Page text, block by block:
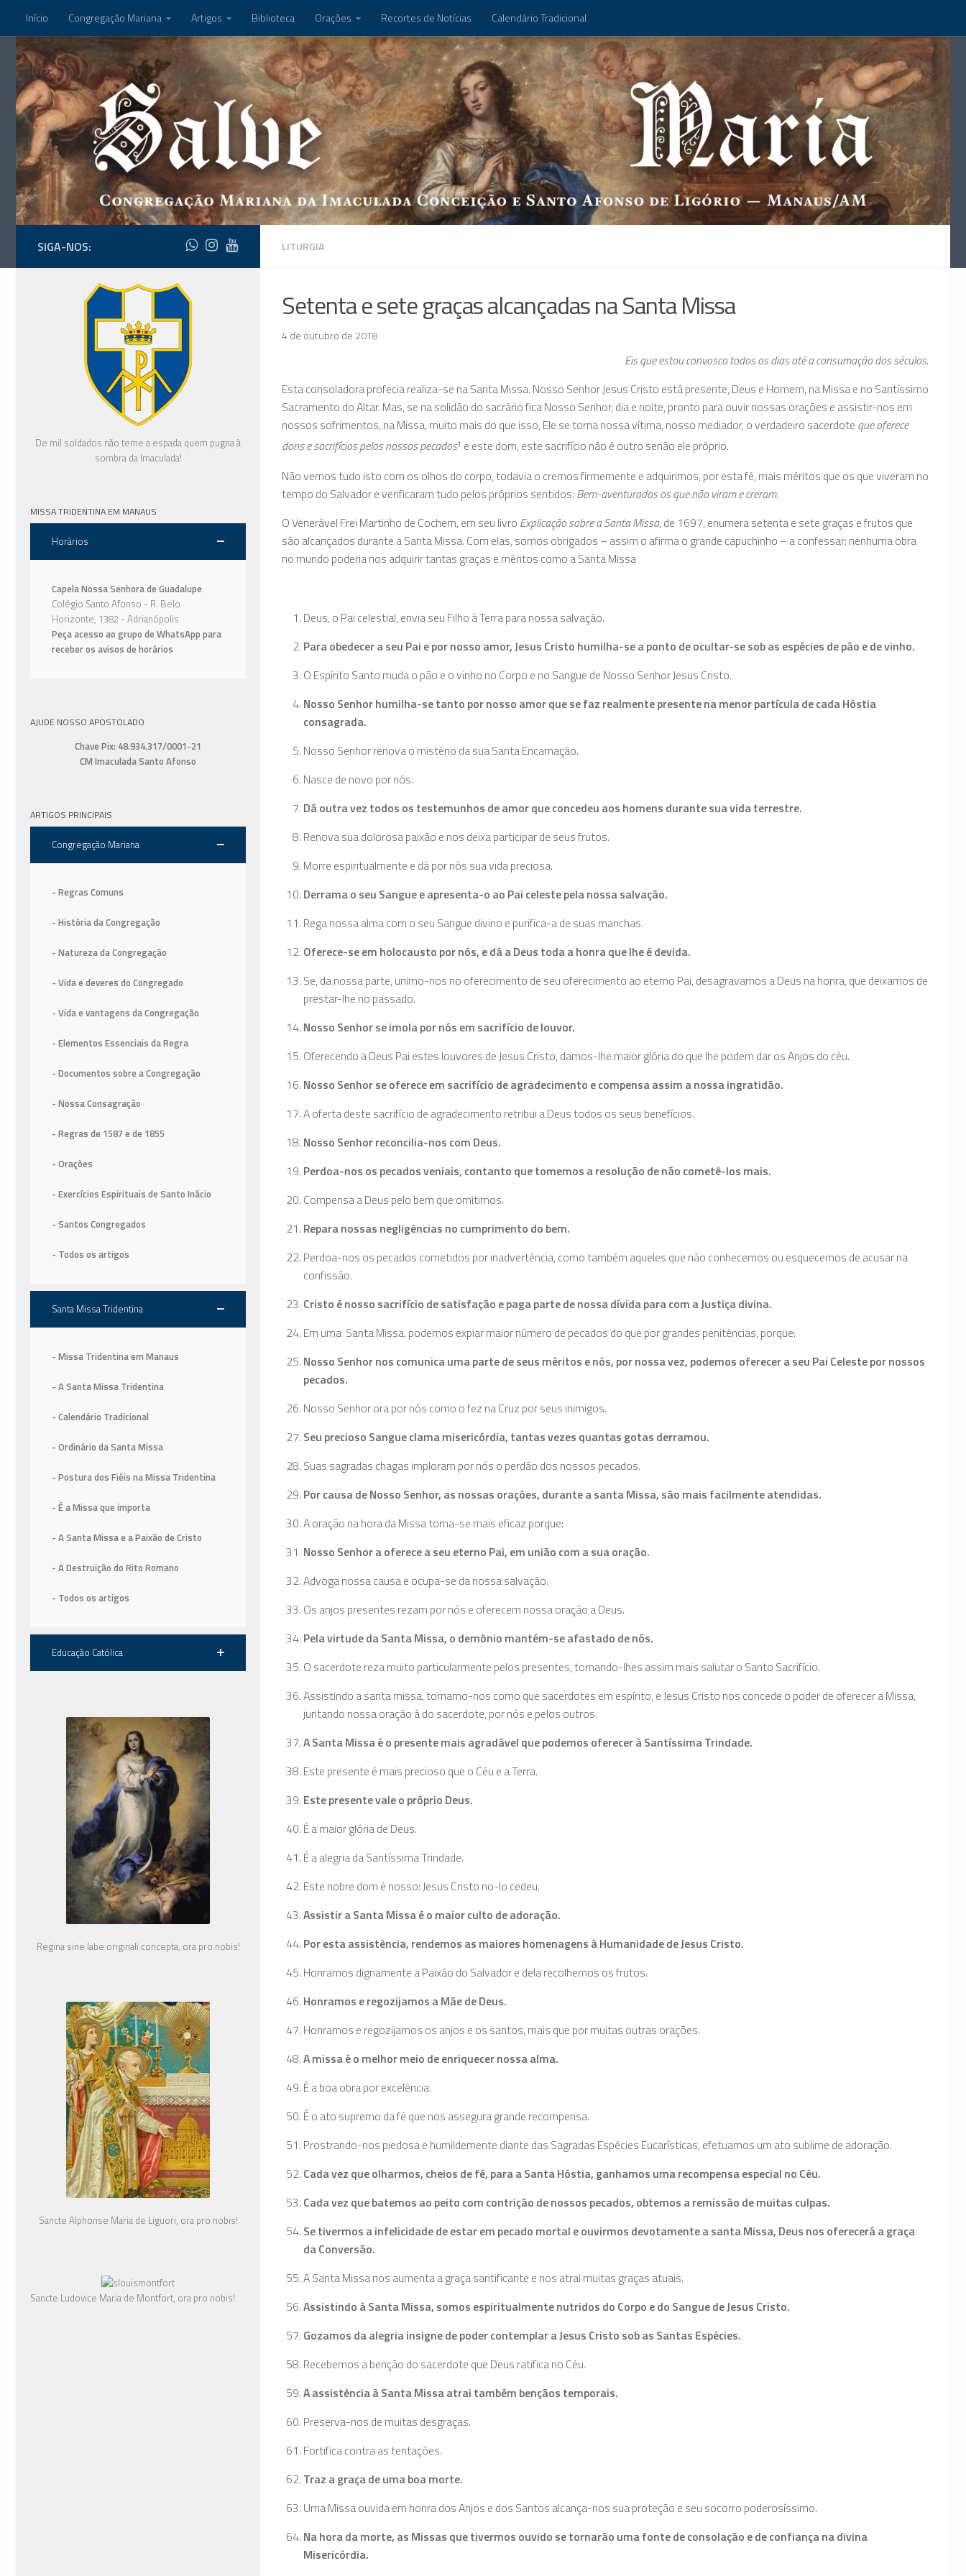
Início Congregação Mariana Artigos Biblioteca Orações Recortes de Notícias Calendário Tradicional
LITURGIA
Setenta e sete graças alcançadas na Santa Missa
4 de outubro de 2018
Eis que estou convosco todos os dias até a consum­ação dos séculos.
Esta consoladora profecia realiza-se na Santa Missa. Nosso Senhor Jesus Cristo está presente, Deus e Homem, na Missa e no Santíssimo
Sacramento do Altar. Mas, se na solidão do sacrário fica Nosso Senhor, dia e noite, pronto para ouvir nossas orações e assistir-nos em
nossos sofrimentos, na Missa, muito mais do que isso, Ele se torna nossa vítima, nosso mediador, o verdadeiro sacerdote que oferece
dons e sacrifícios pelos nossos pecados1 e este dom, este sacrifício não é outro senão ele próprio.
Não vemos tudo isto com os olhos do corpo, todavia o cremos firmemente e adquirimos, por esta fé, mais méritos que os que vive­ram no
tempo do Salvador e verificaram tudo pelos próprios sentidos: Bem-aventura­dos os que não viram e creram.
O Venerável Frei Martinho de Cochem, em seu livro Explicação sobre a Santa Missa, de 1697, enumera setenta e sete graças e frutos que
são alcançados durante a Santa Missa. Com elas, somos obrigados – assim o afirma o grande capuchinho – a confessar: nenhuma obra
no mundo poderia nos adquirir tantas graças e méritos como a Santa Missa
Deus, o Pai celestial, envia seu Filho à Terra para nossa salvação.
Para obedecer a seu Pai e por nosso amor, Jesus Cristo humilha-se a ponto de ocultar-se sob as espécies de pão e de vinho.
O Espírito Santo muda o pão e o vinho no Corpo e no Sangue de Nosso Senhor Jesus Cristo.
Nosso Senhor humilha-se tanto por nosso amor que se faz realmente presente na menor partícula de cada Hóstia
consagrada.
Nosso Senhor renova o mistério da sua Santa Encarnação.
Nasce de novo por nós.
Dá outra vez todos os testemunhos de amor que concedeu aos homens durante sua vida terrestre.
Renova sua dolorosa paixão e nos deixa participar de seus frutos.
Morre espiritualmente e dá por nós sua vida preciosa.
Derrama o seu Sangue e apresenta-o ao Pai celeste pela nossa salvação.
Rega nossa alma com o seu Sangue divino e purifica-a de suas manchas.
Oferece-se em holocausto por nós, e dá a Deus toda a honra que lhe é devida.
Se, da nossa parte, unimo-nos no oferecimento de seu oferecimento ao eterno Pai, desagrava­mos a Deus na honra, que deixamos de
prestar-lhe no passado.
Nosso Senhor se imola por nós em sacrifício de louvor.
Oferecendo a Deus Pai estes louvores de Jesus Cristo, damos-lhe maior glória do que lhe podem dar os Anjos do céu.
Nosso Senhor se oferece em sacrifício de agradecimento e compensa assim a nossa ingratidão.
A oferta deste sacrifício de agradeci­mento retribui a Deus todos os seus benefícios.
Nosso Senhor reconcilia-nos com Deus.
Perdoa-nos os pecados veniais, contanto que tomemos a resolução de não cometê-los mais.
Compensa a Deus pelo bem que omitimos.
Repara nossas negligências no cum­primento do bem.
Perdoa-nos os pecados cometidos por inadvertência, como também aqueles que não conhecemos ou esquecemos de acusar na
con­fissão.
Cristo é nosso sacrifício de satisfação e paga parte de nossa dívida para com a Justiça divina.
Em uma Santa Missa, podemos expiar maior número de pecados do que por gran­des penitências, porque:
Nosso Senhor nos comunica uma parte de seus méritos e nós, por nossa vez, podemos oferecer a seu Pai Celeste por nossos
pecados.
Nosso Senhor ora por nós como o fez na Cruz por seus inimigos.
Seu precioso Sangue clama miseri­córdia, tantas vezes quantas gotas derramou.
Suas sagradas chagas imploram por nós o perdão dos nossos pecados.
Por causa de Nosso Senhor, as nossas orações, durante a santa Missa, são mais facilmente atendidas.
A oração na hora da Missa torna-se mais eficaz porque:
Nosso Senhor a oferece a seu eterno Pai, em união com a sua oração.
Advoga nossa causa e ocupa-se da nossa salvação.
Os anjos presentes rezam por nós e oferecem nossa oração a Deus.
Pela virtude da Santa Missa, o demônio mantém-se afastado de nós.
O sacerdote reza muito particularmente pelos presentes, tornando-lhes assim mais salutar o Santo Sacrifício.
Assistindo a santa missa, tornamo-nos como que sacerdotes em espírito, e Jesus Cristo nos concede o poder de oferecer a Missa,
juntando nossa oração à do sacerdote, por nós e pelos outros.
A Santa Missa é o presente mais agradável que podemos oferecer à Santíssima Trindade.
Este presente é mais precioso que o Céu e a Terra.
Este presente vale o próprio Deus.
É a maior glória de Deus.
É a alegria da Santíssima Trindade.
Este nobre dom é nosso: Jesus Cristo no-lo cedeu.
Assistir a Santa Missa é o maior culto de adoração.
Por esta assistência, rendemos as maiores homenagens à Humanidade de Jesus Cristo.
Honramos dignamente a Paixão do Salvador e dela recolhemos os frutos.
Honramos e regozijamos a Mãe de Deus.
Honramos e regozijamos os anjos e os santos, mais que por muitas outras orações.
A missa é o melhor meio de enriquecer nossa alma.
É a boa obra por excelência.
É o ato supremo da fé que nos assegura grande recompensa.
Prostrando-nos piedosa e humildemente diante das Sagradas Espécies Eucarísticas, efetuamos um ato sublime de adoração.
Cada vez que olharmos, cheios de fé, para a Santa Hóstia, ganhamos uma recompensa especial no Céu.
Cada vez quebatemos ao peito com contrição de nossos pecados, obtemos a remissão de muitas culpas.
Se tivermos a infelicidade de estar em pecado mortal e ouvirmos devotamente a santa Missa, Deus nos oferecerá a graça
da Conversão.
A Santa Missa nos aumenta a graça santificante e nos atrai muitas graças atuais.
Assistindo à Santa Missa, somos espiritualmente nutridos do Corpo e do Sangue de Jesus Cristo.
Gozamos da alegria insigne de poder contemplar a Jesus Cristo sob as Santas Espécies.
Recebemos a benção do sacerdote que Deus ratifica no Céu.
A assistência à Santa Missa atrai também bençãos temporais.
Preserva-nos de muitas desgraças.
Fortifica contra as tentações.
Traz a graça de uma boa morte.
Uma Missa ouvida em honra dos Anjos e dos Santos alcança-nos sua proteção e seu socorro poderosíssimo.
Na hora da morte, as Missas que tivermos ouvido se tornarão uma fonte de consolação e de confiança na divina
Misericórdia.
SIGA-NOS:
De mil soldados não teme a espada quem pugna à
sombra da Imaculada!
MISSA TRIDENTINA EM MANAUS
Horários
Capela Nossa Senhora de Guadalupe
Colégio Santo Afonso - R. Belo
Horizonte, 1382 - Adrianópolis
Peça acesso ao grupo de WhatsApp para
receber os avisos de horários
AJUDE NOSSO APOSTOLADO
Chave Pix: 48.934.317/0001-21
CM Imaculada Santo Afonso
ARTIGOS PRINCIPAIS
Congregação Mariana
- Regras Comuns
- História da Congregação
- Natureza da Congregação
- Vida e deveres do Congregado
- Vida e vantagens da Congregação
- Elementos Essenciais da Regra
- Documentos sobre a Congregação
- Nossa Consagração
- Regras de 1587 e de 1855
- Orações
- Exercícios Espirituais de Santo Inácio
- Santos Congregados
- Todos os artigos
Santa Missa Tridentina
- Missa Tridentina em Manaus
- A Santa Missa Tridentina
- Calendário Tradicional
- Ordinário da Santa Missa
- Postura dos Fiéis na Missa Tridentina
- É a Missa que importa
- A Santa Missa e a Paixão de Cristo
- A Destruição do Rito Romano
- Todos os artigos
Educação Católica
Regina sine labe originali concepta, ora pro nobis!
Sancte Alphonse Maria de Liguori, ora pro nobis!
Sancte Ludovice Maria de Montfort, ora pro nobis!